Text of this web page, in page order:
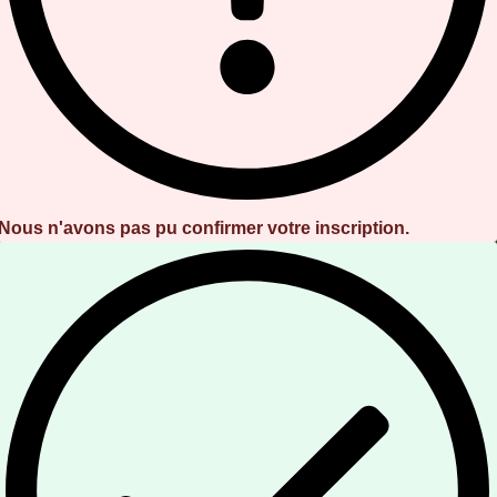
n'avons pas pu confirmer votre inscription.